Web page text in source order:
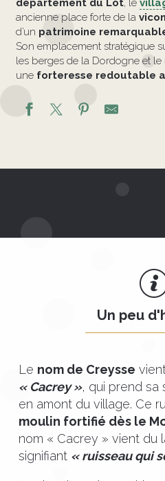
département du Lot, le
ancienne place forte de la
d’un patrimoine
Son emplacement stratégique
les berges de la Dordogne et
une forteresse redoutable
Un peu
Le nom de Creysse
« Cacrey », qui prend sa
en amont du village. Ce
moulin fortifié dès le
nom « Cacrey » vient du
signifiant « ruisseau qui